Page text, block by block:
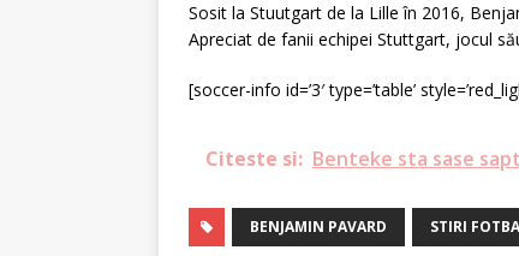
Sosit la Stuutgart de la Lille în 2016,
Apreciat de fanii echipei Stuttgart, jocul
[soccer-info id=’3′ type=’table’
Citeste si: Benteke sta sase
BENJAMIN PAVARD STIRI